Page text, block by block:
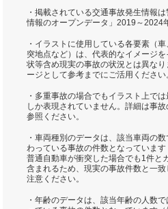
・掲載されている交通事故発生情報
情報のオープンデータ」2019～2024
・イラストに使用している各要素（
突地点など）は、代表的なイメージ
状等含め現実の事故の状況とは異な
ージとして参考までにご活用ください
・多重事故の場合でもイラスト上で
しか表現されていません。詳細は事
参照ください。
・車両種別のデータは、該当車両の
わっている事故の件数となっていま
普通自動車が衝突した場合でも1件と
含まれるため、現実の事故件数と一
注意ください。
・年齢のデータは、該当年齢の人数